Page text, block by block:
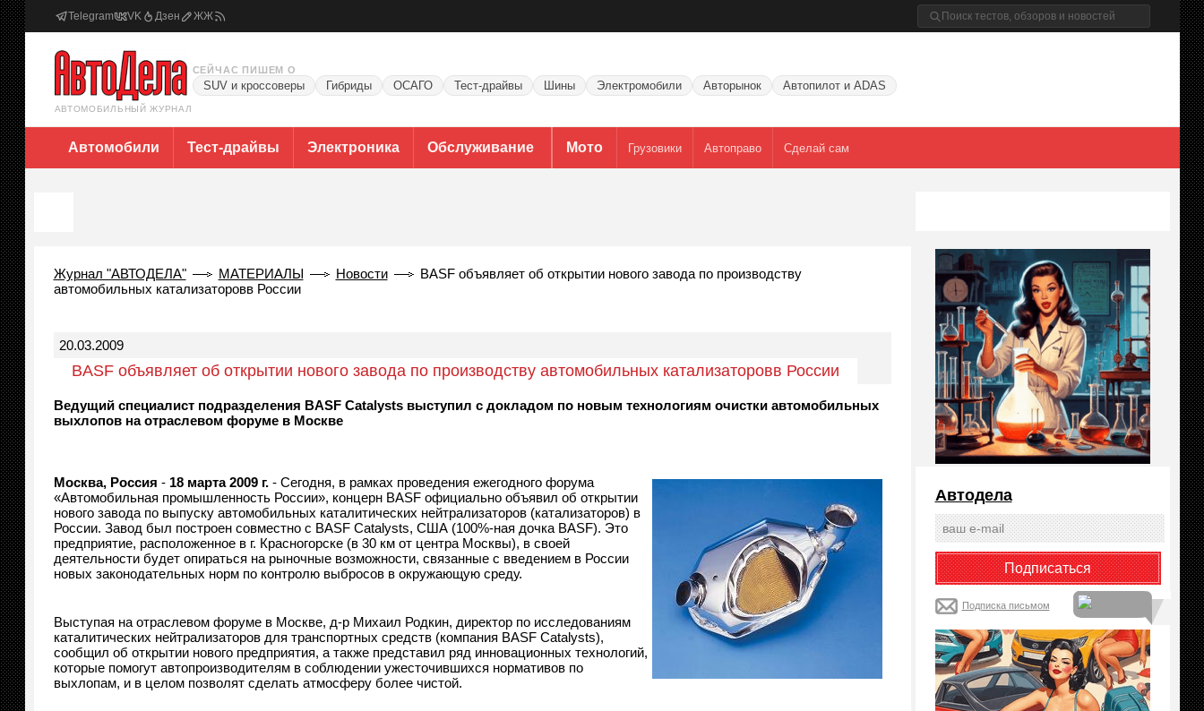
Telegram VK Дзен ЖЖ
АВТОМОБИЛЬНЫЙ ЖУРНАЛ
СЕЙЧАС ПИШЕМ О
SUV и кроссоверы Гибриды ОСАГО Тест-драйвы Шины Электромобили Авторынок Автопилот и ADAS
Автомобили Тест-драйвы Электроника Обслуживание Мото Грузовики Автоправо Сделай сам
Журнал "АВТОДЕЛА" МАТЕРИАЛЫ Новости
BASF объявляет об открытии нового завода по производству
автомобильных катализаторовв России
20.03.2009
BASF объявляет об открытии нового завода по производству автомобильных катализаторовв России
Ведущий специалист подразделения BASF Catalysts выступил с докладом по новым технологиям очистки автомобильных
выхлопов на отраслевом форуме в Москве
Москва, Россия -18 марта 2009 г. - Сегодня, в рамках проведения ежегодного форума
«Автомобильная промышленность России», концерн BASF официально объявил об открытии
нового завода по выпуску автомобильных каталитических нейтрализаторов (катализаторов) в
России. Завод был построен совместно с BASF Catalysts, США (100%-ная дочка BASF). Это
предприятие, расположенное в г. Красногорске (в 30 км от центра Москвы), в своей
деятельности будет опираться на рыночные возможности, связанные с введением в России
новых законодательных норм по контролю выбросов в окружающую среду.
Выступая на отраслевом форуме в Москве, д-р Михаил Родкин, директор по исследованиям
каталитических нейтрализаторов для транспортных средств (компания BASF Catalysts),
сообщил об открытии нового предприятия, а также представил ряд инновационных технологий,
которые помогут автопроизводителям в соблюдении ужесточившихся нормативов по
выхлопам, и в целом позволят сделать атмосферу более чистой.
Автодела
Подписка письмом